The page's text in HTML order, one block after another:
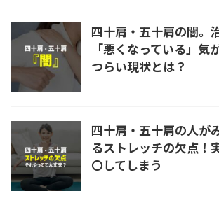
四十肩・五十肩の闇。
「悪くなっている」気
つらい現状とは？
四十肩・五十肩の人が
るストレッチの欠点！
〇してしまう